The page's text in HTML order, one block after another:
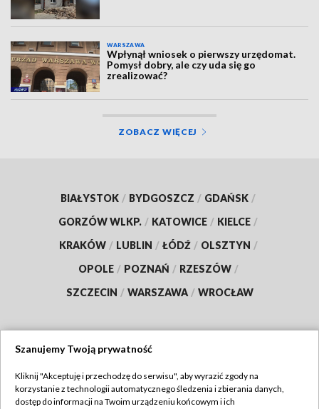
WARSZAWA
Wpłynął wniosek o pierwszy urzędomat.
Pomysł dobry, ale czy uda się go
zrealizować?
ZOBACZ WIĘCEJ
BIAŁYSTOK / BYDGOSZCZ / GDAŃSK /
GORZÓW WLKP. / KATOWICE / KIELCE /
KRAKÓW / LUBLIN / ŁÓDŹ / OLSZTYN /
OPOLE / POZNAŃ / RZESZÓW /
SZCZECIN / WARSZAWA / WROCŁAW
TVP
Szanujemy Twoją prywatność
Kliknij "Akceptuję i przechodzę do serwisu", aby wyrazić zgody na
korzystanie z technologii automatycznego śledzenia i zbierania danych,
dostęp do informacji na Twoim urządzeniu końcowym i ich